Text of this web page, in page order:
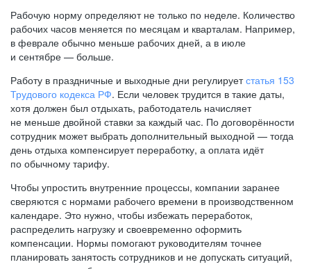
Рабочую норму определяют не только по неделе. Количество
рабочих часов меняется по месяцам и кварталам. Например,
в феврале обычно меньше рабочих дней, а в июле
и сентябре — больше.
Работу в праздничные и выходные дни регулируетстатья 153
Трудового кодекса РФ. Если человек трудится в такие даты,
хотя должен был отдыхать, работодатель начисляет
не меньше двойной ставки за каждый час. По договорённости
сотрудник может выбрать дополнительный выходной — тогда
день отдыха компенсирует переработку, а оплата идёт
по обычному тарифу.
Чтобы упростить внутренние процессы, компании заранее
сверяются с нормами рабочего времени в производственном
календаре. Это нужно, чтобы избежать переработок,
распределить нагрузку и своевременно оформить
компенсации. Нормы помогают руководителям точнее
планировать занятость сотрудников и не допускать ситуаций,